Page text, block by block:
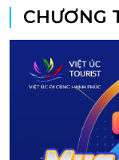
CHƯƠNG